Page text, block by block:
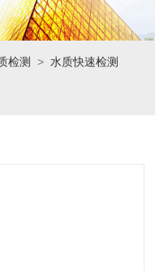
检测 >水质快速检测